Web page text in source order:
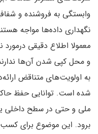
وابستگی به فروشنده و
نگهداری داده‌ها مواجه
معمولا اطلاع دقیقی
و محل‌ کپی شدن آن‌ها
به اولویت‌های متناقض
شده است. توانایی حفظ
ملی و حتی در سطح داخلی
برود. این موضوع برای